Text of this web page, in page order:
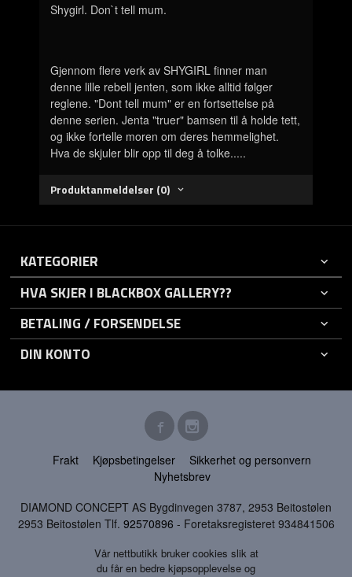
Shygirl. Don`t tell mum.
Gjennom flere verk av SHYGIRL finner man
denne lille rebell jenten, som ikke alltid følger
reglene. "Dont tell mum" er en fortsettelse på
denne serien. Jenta "truer" bamsen til å holde tett,
og ikke fortelle moren om deres hemmelighet.
Hva de skjuler blir opp til deg åtolke.....
Produktanmeldelser (0)
KATEGORIER
HVA SKJER I BLACKBOX GALLERY??
BETALING / FORSENDELSE
DIN KONTO
Frakt Kjøpsbetingelser
Sikkerhet og personvern
Nyhetsbrev
DIAMOND CONCEPT AS Bygdinvegen 3787, 2953 Beitostølen
2953 Beitostølen Tlf. 92570896 - Foretaksregisteret 934841506
Vår nettbutikk bruker cookies slik at
du får en bedre kjøpsopplevelse og